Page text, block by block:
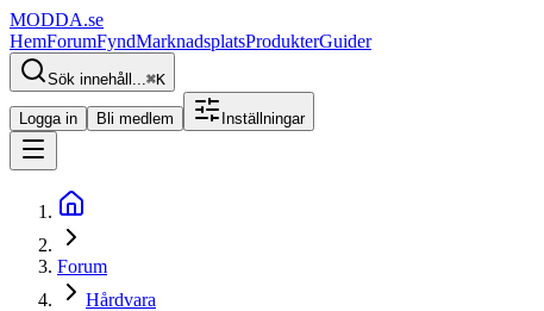
MODDA.se
HemForumFyndMarknadsplatsProdukterGuider
Sök innehåll...⌘K
Logga in Bli medlem Inställningar
Forum
Hårdvara